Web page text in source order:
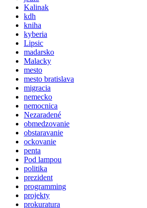
Kalinak
kdh
kniha
kyberia
Lipsic
madarsko
Malacky
mesto
mesto bratislava
migracia
nemecko
nemocnica
Nezaradené
obmedzovanie
obstaravanie
ockovanie
penta
Pod lampou
politika
prezident
programming
projekty
prokuratura